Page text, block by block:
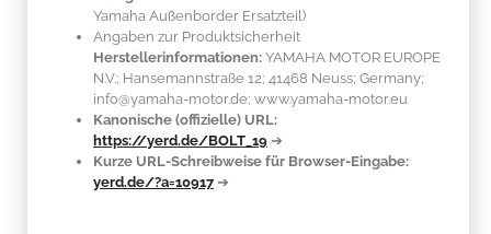
Yamaha Außenborder Ersatzteil)
Angaben zur Produktsicherheit
Herstellerinformationen: YAMAHA MOTOR EUROPE
N.V.; Hansemannstraße 12; 41468 Neuss; Germany;
info@yamaha-motor.de; www.yamaha-motor.eu
Kanonische (offizielle) URL:
https://yerd.de/BOLT_19 ➔
Kurze URL-Schreibweise für Browser-Eingabe:
yerd.de/?a=10917 ➔